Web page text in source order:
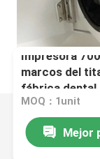
Impresora
marcos del
fábrica dental
MOQ：1unit
Mejor